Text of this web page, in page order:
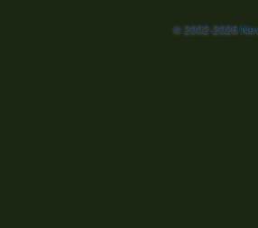
© 2002-2026